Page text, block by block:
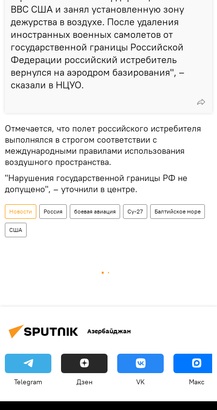
ВВС США и занял установленную зону
дежурства в воздухе. После удаления
иностранных военных самолетов от
государственной границы Российской
Федерации российский истребитель
вернулся на аэродром базирования", –
сказали в НЦУО.
Отмечается, что полет российского истребителя
выполнялся в строгом соответствии с
международными правилами использования
воздушного пространства.
"Нарушения государственной границы РФ не
допущено", – уточнили в центре.
Новости Россия боевая авиация Су-27 Балтийское море
США
Азербайджан
Telegram Дзен VK Макс